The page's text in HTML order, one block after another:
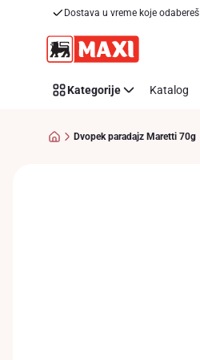
Dostava u vreme koje odabereš
Kategorije Katalog
Dvopek paradajz Maretti 70g